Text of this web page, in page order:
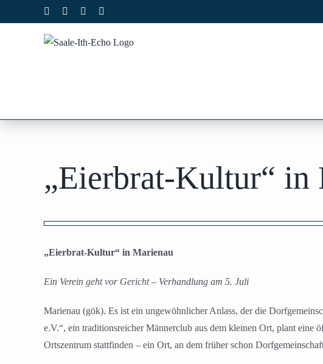
Inhalt
Facebook Instagram
„Eierbrat-Kultur“ in
grösseres
„Eierbrat-Kultur“ in Marienau
Ein Verein geht vor Gericht – Verhandlung am 5. Juli
Marienau (gök). Es ist ein ungewöhnlicher Anlass, der die
e.V.“, ein traditionsreicher Männerclub aus dem kleinen Ort, plant eine
Ortszentrum stattfinden – ein Ort, an dem früher schon